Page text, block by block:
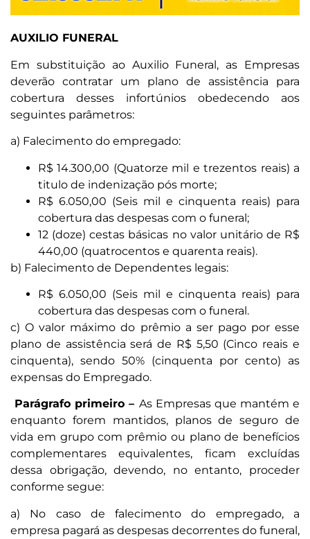
AUXILIO FUNERAL
Em substituição ao Auxilio Funeral, as Empresas
deverão contratar um plano de assistência para
cobertura desses infortúnios obedecendo aos
seguintes parâmetros:
a) Falecimento do empregado:
R$ 14.300,00 (Quatorze mil e trezentos reais) a
titulo de indenização pós morte;
R$ 6.050,00 (Seis mil e cinquenta reais) para
cobertura das despesas com o funeral;
12 (doze) cestas básicas no valor unitário de R$
440,00 (quatrocentos e quarenta reais).
b) Falecimento de Dependentes legais:
R$ 6.050,00 (Seis mil e cinquenta reais) para
cobertura das despesas com o funeral.
c) O valor máximo do prêmio a ser pago por esse
plano de assistência será de R$ 5,50 (Cinco reais e
cinquenta), sendo 50% (cinquenta por cento) as
expensas do Empregado.
Parágrafo primeiro – As Empresas que mantém e
enquanto forem mantidos, planos de seguro de
vida em grupo com prêmio ou plano de benefícios
complementares equivalentes, ficam excluídas
dessa obrigação, devendo, no entanto, proceder
conforme segue:
a) No caso de falecimento do empregado, a
empresa pagará as despesas decorrentes do funeral,